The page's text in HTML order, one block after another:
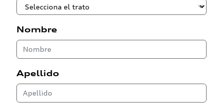
Nombre
Apellido